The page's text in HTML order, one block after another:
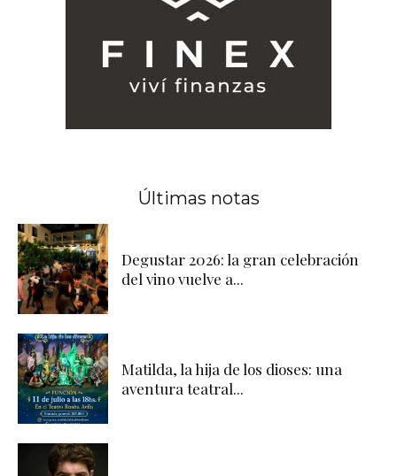
Últimas notas
Degustar 2026: la gran celebración
del vino vuelve a...
Matilda, la hija de los dioses: una
aventura teatral...